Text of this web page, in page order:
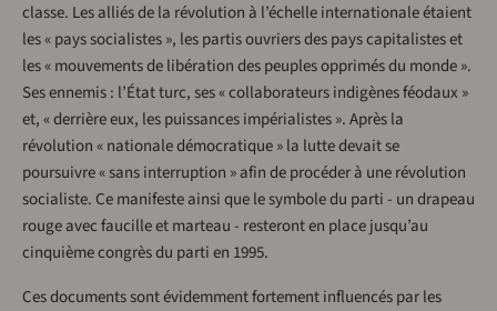
classe. Les alliés de la révolution à l’échelle internationale étaient
les « pays socialistes », les partis ouvriers des pays capitalistes et
les « mouvements de libération des peuples opprimés du monde ».
Ses ennemis : l’État turc, ses « collaborateurs indigènes féodaux »
et, « derrière eux, les puissances impérialistes ». Après la
révolution « nationale démocratique » la lutte devait se
poursuivre « sans interruption » afin de procéder à une révolution
socialiste. Ce manifeste ainsi que le symbole du parti - un drapeau
rouge avec faucille et marteau - resteront en place jusqu’au
cinquième congrès du parti en 1995.
Ces documents sont évidemment fortement influencés par les